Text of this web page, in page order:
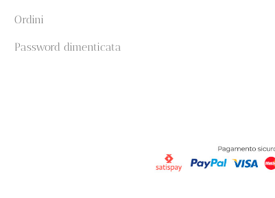
Ordini
Password dimenticata